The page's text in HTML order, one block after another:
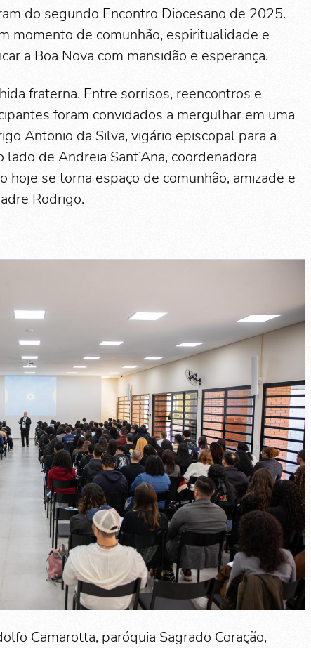
do segundo Encontro Diocesano de 2025.
momento de comunhão, espiritualidade e
a Boa Nova com mansidão e esperança.
fraterna. Entre sorrisos, reencontros e
foram convidados a mergulhar em uma
Antonio da Silva, vigário episcopal para a
de Andreia Sant’Ana, coordenadora
hoje se torna espaço de comunhão, amizade e
Rodrigo.
Camarotta, paróquia Sagrado Coração,